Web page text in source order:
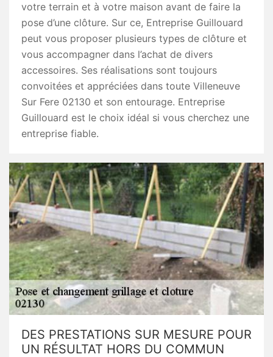
votre terrain et à votre maison avant de faire la
pose d’une clôture. Sur ce, Entreprise Guillouard
peut vous proposer plusieurs types de clôture et
vous accompagner dans l’achat de divers
accessoires. Ses réalisations sont toujours
convoitées et appréciées dans toute Villeneuve
Sur Fere 02130 et son entourage. Entreprise
Guillouard est le choix idéal si vous cherchez une
entreprise fiable.
DES PRESTATIONS SUR MESURE POUR
UN RÉSULTAT HORS DU COMMUN